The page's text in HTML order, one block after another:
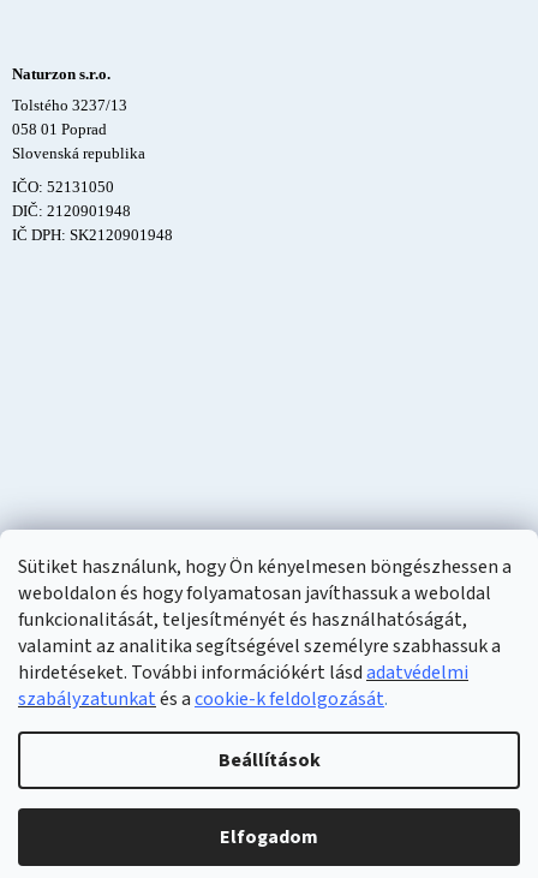
Sütiket használunk, hogy Ön kényelmesen böngészhessen a
weboldalon és hogy folyamatosan javíthassuk a weboldal
funkcionalitását, teljesítményét és használhatóságát,
valamint az analitika segítségével személyre szabhassuk a
hirdetéseket. További információkért lásdadatvédelmi
szabályzatunkatés acookie-k feldolgozását.
Beállítások
Elfogadom
Naturzon s.r.o.
Tolstého 3237/13
058 01 Poprad
Slovenská republika
IČO: 52131050
DIČ: 2120901948
IČ DPH: SK2120901948
Shoptet készítette